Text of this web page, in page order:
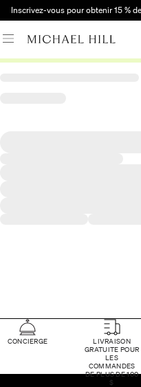
Inscrivez-vous pour obtenir 15 %
CONCIERGE
LIVRAISON
GRATUITE POUR
LES
COMMANDES
DE PLUS DE 100
$